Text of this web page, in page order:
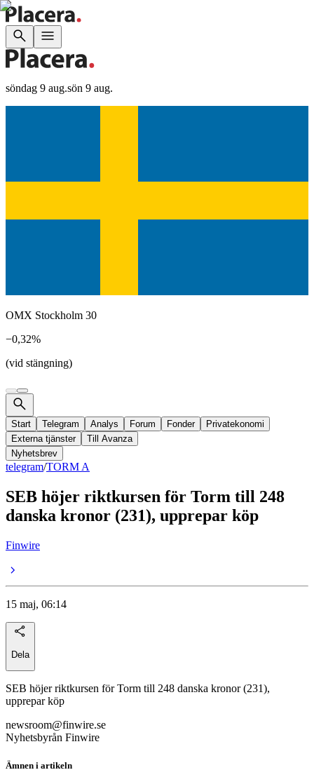
söndag 9 aug.sön 9 aug.
OMX Stockholm 30
−0,32%
(vid stängning)
Start Telegram Analys Forum Fonder
Privatekonomi
Externa tjänster
Till Avanza
Nyhetsbrev
telegram/TORM A
SEB höjer riktkursen för Torm till 248
danska kronor (231), upprepar köp
Finwire
15 maj, 06:14
Dela
SEB höjer riktkursen för Torm till 248 danska kronor (231),
upprepar köp
newsroom@finwire.se
Nyhetsbyrån Finwire
Ämnen i artikeln